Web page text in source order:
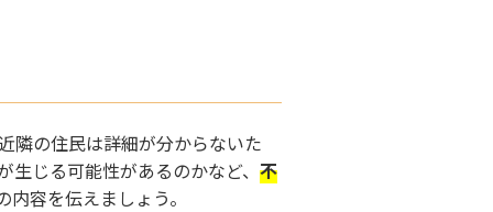
隣の住民は詳細が分からないた
じる可能性があるのかなど、 不
容を伝えましょう。